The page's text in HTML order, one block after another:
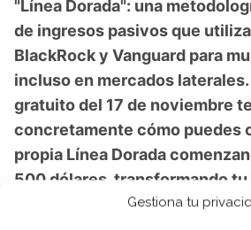
Gestiona tu
"Línea Dorada": una
de ingresos pasivos que
BlackRock y Vanguard para
incluso en mercados
gratuito del 17 de noviembre
concretamente cómo puedes
propia Línea Dorada
500 dólares, transformando
mediante una fuente de